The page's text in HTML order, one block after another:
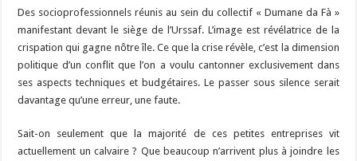
Des socioprofessionnels réunis au sein du collectif « Dumane da Fà »
manifestant devant le siège de l’Urssaf. L’image est révélatrice de la
crispation qui gagne nôtre île. Ce que la crise révèle, c’est la dimension
politique d’un conflit que l’on a voulu cantonner exclusivement dans
ses aspects techniques et budgétaires. Le passer sous silence serait
davantage qu’une erreur, une faute.
Sait-on seulement que la majorité de ces petites entreprises vit
actuellement un calvaire ? Que beaucoup n’arrivent plus à joindre les